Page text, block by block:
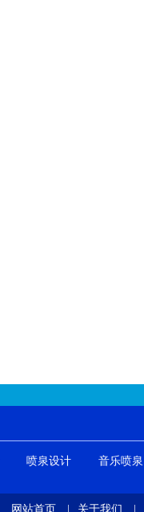
喷泉设计 音乐喷泉
网站首页 | 关于我们 |